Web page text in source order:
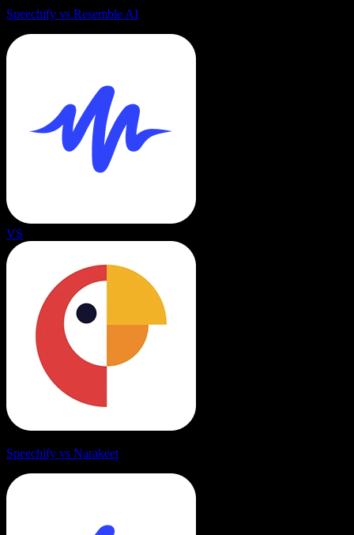
Speechify vs Resemble AI
VS
Speechify vs Narakeet